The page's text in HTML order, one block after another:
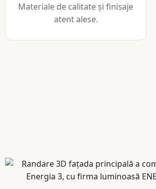
Materiale de calitate și finisaje
atent alese.